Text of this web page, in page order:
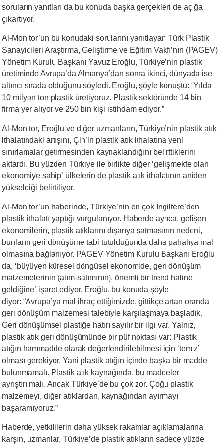
soruların yanıtları da bu konuda başka gerçekleri de açığa
çıkartıyor.
Al-Monitor’un bu konudaki sorularını yanıtlayan Türk Plastik
Sanayicileri Araştırma, Geliştirme ve Eğitim Vakfı’nın (PAGEV)
Yönetim Kurulu Başkanı Yavuz Eroğlu, Türkiye’nin plastik
üretiminde Avrupa’da Almanya’dan sonra ikinci, dünyada ise
altıncı sırada olduğunu söyledi. Eroğlu, şöyle konuştu: “Yılda
10 milyon ton plastik üretiyoruz. Plastik sektöründe 14 bin
firma yer alıyor ve 250 bin kişi istihdam ediyor.”
Al-Monitor, Eroğlu ve diğer uzmanların, Türkiye’nin plastik atık
ithalatındaki artışını, Çin’in plastik atık ithalatına yeni
sınırlamalar getirmesinden kaynaklandığını belirttiklerini
aktardı. Bu yüzden Türkiye ile birlikte diğer ‘gelişmekte olan
ekonomiye sahip’ ülkelerin de plastik atık ithalatının aniden
yükseldiği belirtiliyor.
Al-Monitor’un haberinde, Türkiye’nin en çok İngiltere’den
plastik ithalatı yaptığı vurgulanıyor. Haberde ayrıca, gelişen
ekonomilerin, plastik atıklarını dışarıya satmasının nedeni,
bunların geri dönüşüme tabi tutulduğunda daha pahalıya mal
olmasına bağlanıyor. PAGEV Yönetim Kurulu Başkanı Eroğlu
da, ‘büyüyen küresel döngüsel ekonomide, geri dönüşüm
malzemelerinin (alım-satımının), önemli bir trend haline
geldiğine’ işaret ediyor. Eroğlu, bu konuda şöyle
diyor: “Avrupa’ya mal ihraç ettiğimizde, gittikçe artan oranda
geri dönüşüm malzemesi talebiyle karşılaşmaya başladık.
Geri dönüşümsel plastiğe hatırı sayılır bir ilgi var. Yalnız,
plastik atık geri dönüşümünde bir püf noktası var: Plastik
atığın hammadde olarak değerlendirilebilmesi için ‘temiz’
olması gerekiyor. Yani plastik atığın içinde başka bir madde
bulunmamalı. Plastik atık kaynağında, bu maddeler
ayrıştırılmalı. Ancak Türkiye’de bu çok zor. Çoğu plastik
malzemeyi, diğer atıklardan, kaynağından ayırmayı
başaramıyoruz.”
Haberde, yetkililerin daha yüksek rakamlar açıklamalarına
karşın, uzmanlar, Türkiye’de plastik atıkların sadece yüzde